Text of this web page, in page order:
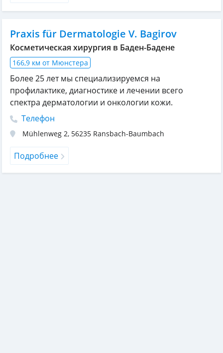
Praxis für Dermatologie V. Bagirov
Косметическая хирургия в Баден-Бадене
166,9 км от Мюнстера
Более 25 лет мы специализируемся на
профилактике, диагностике и лечении всего
спектра дерматологии и онкологии кожи.
Телефон
Mühlenweg 2, 56235 Ransbach-Baumbach
Подробнее